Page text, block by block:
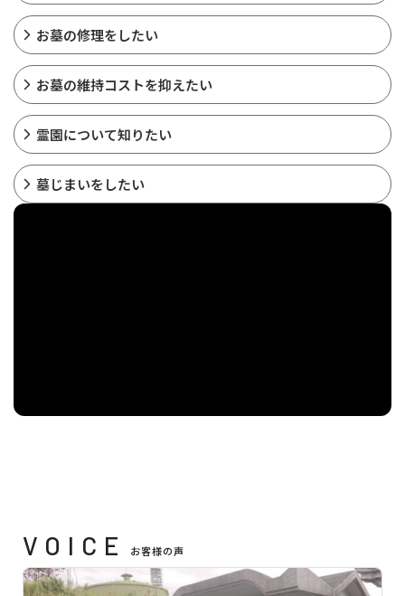
お墓の修理をしたい
お墓の維持コストを抑えたい
霊園について知りたい
墓じまいをしたい
VOICE お客様の声